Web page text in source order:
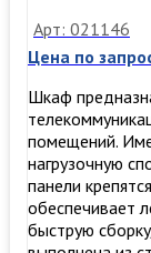
Арт: 021146
Цена по
Шкаф
помещений.
нагрузочную
панели
обеспечивает
быструю